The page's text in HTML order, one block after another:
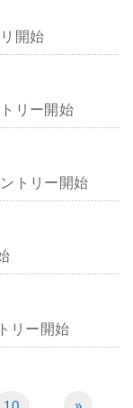
開始
リー開始
トリー開始
リー開始